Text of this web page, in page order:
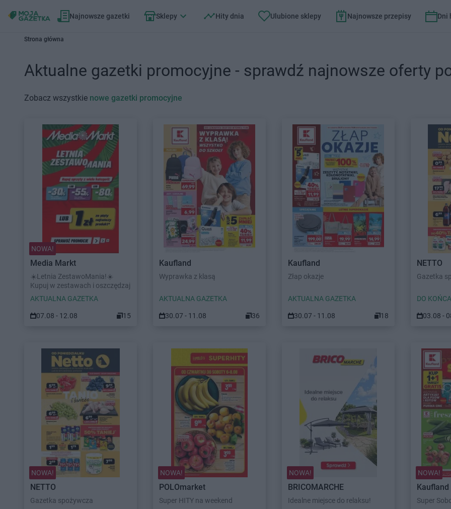
Najnowsze gazetki Sklepy Hity dnia Ulubione sklepy Najnowsze przepisy Dni
Strona główna
Aktualne gazetki promocyjne - sprawdź najnowsze oferty
Zobacz wszystkie nowe gazetki promocyjne
NOWA!
Media Markt
☀️Letnia ZestawoMania!☀️
Kupuj w zestawach i oszczędzaj
AKTUALNA GAZETKA
07.08 - 12.08 15
Kaufland
Wyprawka z klasą
AKTUALNA GAZETKA
30.07 - 11.08 36
Kaufland
Złap okazje
AKTUALNA GAZETKA
30.07 - 11.08 18
NETTO
Gazetka
DO
03.08 -
NOWA!
NETTO
Gazetka spożywcza
NOWA!
POLOmarket
Super HITY na weekend
NOWA!
BRICOMARCHE
Idealne miejsce do relaksu!
NOWA!
Kaufland
Super